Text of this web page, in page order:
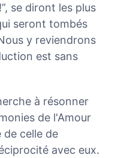
se diront les plus
seront tombés
y reviendrons
est sans
à résonner
de l'Amour
celle de
avec eux.